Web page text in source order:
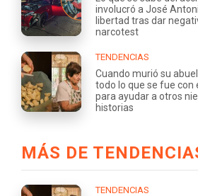
involucró a José
libertad tras dar
narcotest
TENDENCIAS
Cuando murió su
todo lo que se fue con
para ayudar a otros
historias
MÁS DE
TENDENCIAS